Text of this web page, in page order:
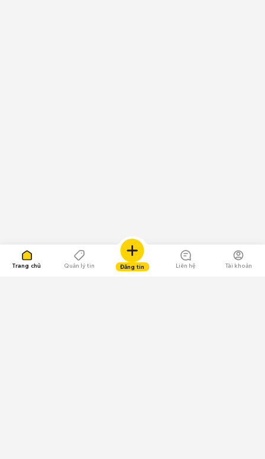
Trang chủ Quản lý tin Đăng tin Liên hệ Tài khoản